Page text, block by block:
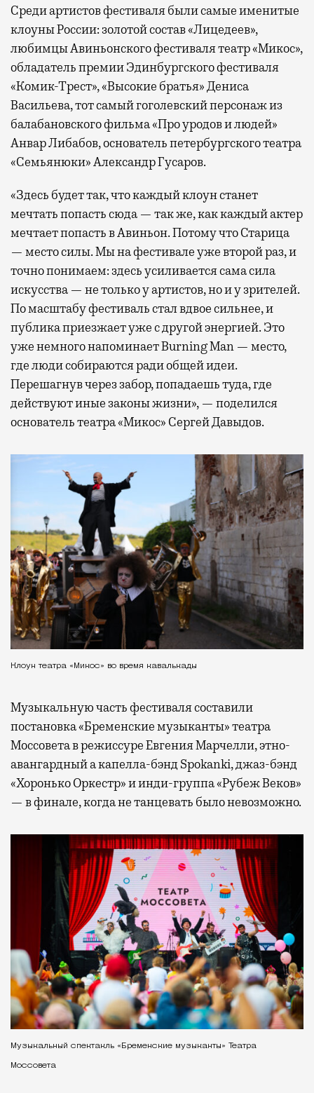
Среди артистов фестиваля были самые именитые
клоуны России: золотой состав «Лицедеев»,
любимцы Авиньонского фестиваля театр «Микос»,
обладатель премии Эдинбургского фестиваля
«Комик-Трест», «Высокие братья» Дениса
Васильева, тот самый гоголевский персонаж из
балабановского фильма «Про уродов и людей»
Анвар Либабов, основатель петербургского театра
«Семьянюки» Александр Гусаров.
«Здесь будет так, что каждый клоун станет
мечтать попасть сюда — так же, как каждый актер
мечтает попасть в Авиньон. Потому что Старица
— место силы. Мы на фестивале уже второй раз, и
точно понимаем: здесь усиливается сама сила
искусства — не только у артистов, но и у зрителей.
По масштабу фестиваль стал вдвое сильнее, и
публика приезжает уже с другой энергией. Это
уже немного напоминает Burning Man — место,
где люди собираются ради общей идеи.
Перешагнув через забор, попадаешь туда, где
действуют иные законы жизни», — поделился
основатель театра «Микос» Сергей Давыдов.
Клоун театра «Микос» во время кавалькады
Музыкальную часть фестиваля составили
постановка «Бременские музыканты» театра
Моссовета в режиссуре Евгения Марчелли, этно-
авангардный а капелла-бэнд Spokanki, джаз-бэнд
«Хоронько Оркестр» и инди-группа «Рубеж Веков»
— в финале, когда не танцевать было невозможно.
Музыкальный спектакль «Бременские музыканты» Театра
Моссовета